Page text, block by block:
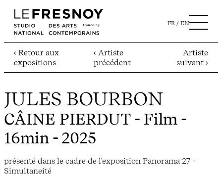
FR EN
‹ Retour aux
expositions
‹ Artiste
précédent
Artiste
suivant ›
JULES BOURBON
CÂINE PIERDUT - Film -
16min - 2025
présenté dans le cadre de l'exposition Panorama 27 -
Simultaneité